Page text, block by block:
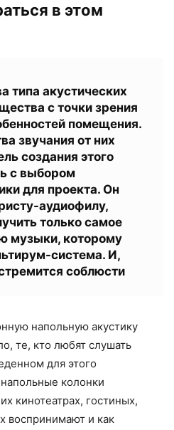
в этом
типа акустических
с точки зрения
помещения.
звучания от них
создания этого
с выбором
для проекта. Он
аудиофилу,
только самое
музыки, которому
система. И,
соблюсти
напольную акустику
те, кто любят слушать
для этого
колонки
кинотеатрах, гостиных,
воспринимают и как